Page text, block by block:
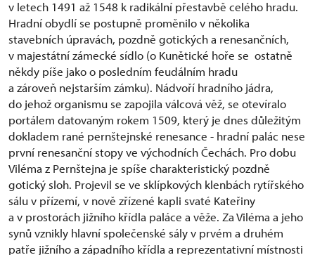
v letech 1491 až 1548 k radikální přestavbě celého hradu.
Hradní obydlí se postupně proměnilo v několika
stavebních úpravách, pozdně gotických a renesančních,
v majestátní zámecké sídlo (o Kunětické hoře se ostatně
někdy píše jako o posledním feudálním hradu
a zároveň nejstarším zámku). Nádvoří hradního jádra,
do jehož organismu se zapojila válcová věž, se otevíralo
portálem datovaným rokem 1509, který je dnes důležitým
dokladem rané pernštejnské renesance - hradní palác nese
první renesanční stopy ve východních Čechách. Pro dobu
Viléma z Pernštejna je spíše charakteristický pozdně
gotický sloh. Projevil se ve sklípkových klenbách rytířského
sálu v přízemí, v nově zřízené kapli svaté Kateřiny
a v prostorách jižního křídla paláce a věže. Za Viléma a jeho
synů vznikly hlavní společenské sály v prvém a druhém
patře jižního a západního křídla a reprezentativní místnosti